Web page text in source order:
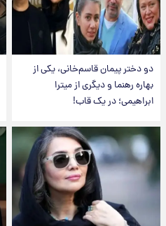
دو دختر پیمان قاسم‌خانی، یکی از
بهاره رهنما و دیگری از میترا
ابراهیمی؛ در یک قاب!